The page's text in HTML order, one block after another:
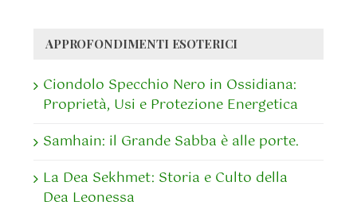
APPROFONDIMENTI ESOTERICI
Ciondolo Specchio Nero in Ossidiana:
Proprietà, Usi e Protezione Energetica
Samhain: il Grande Sabba è alle porte.
La Dea Sekhmet: Storia e Culto della
Dea Leonessa